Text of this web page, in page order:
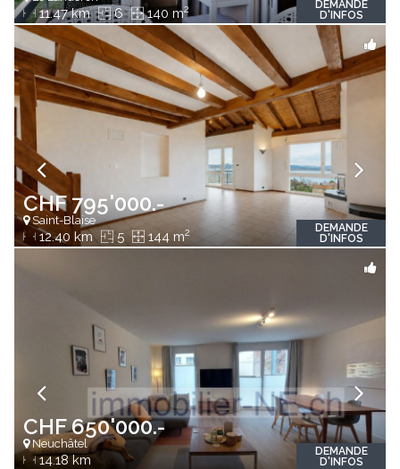
11.47 km 6 140 m2
DEMANDE
D'INFOS
CHF 795'000.-
Saint-Blaise
12.40 km 5 144 m2
DEMANDE
D'INFOS
CHF 650'000.-
Neuchâtel
14.18 km
DEMANDE
D'INFOS